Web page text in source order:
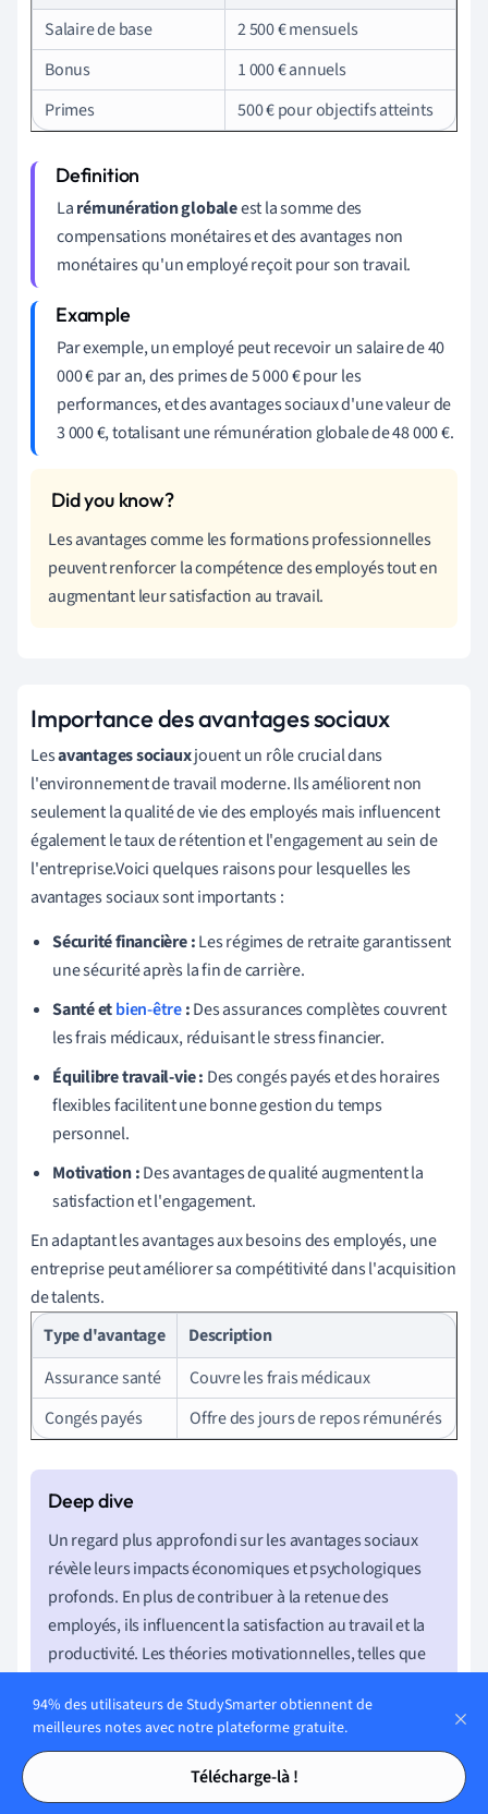
Tables des matières
Tables des matières
Salaire de base
2 500 € mensuels
Bonus
1 000 € annuels
Primes
500 € pour objectifs atteints
Larémunération globaleest la somme des
compensations monétaires et des avantages non
monétaires qu'un employé reçoit pour son travail.
Par exemple, un employé peut recevoir un salaire de 40
000 € par an, des primes de 5 000 € pour les
performances, et des avantages sociaux d'une valeur de
3 000 €, totalisant une rémunération globale de 48 000 €.
Les avantages comme les formations professionnelles
peuvent renforcer la compétence des employés tout en
augmentant leur satisfaction au travail.
Importance des avantages sociaux
Lesavantages sociauxjouent un rôle crucial dans
l'environnement de travail moderne. Ils améliorent non
seulement la qualité de vie des employés mais influencent
également le taux de rétention et l'engagement au sein de
l'entreprise.Voici quelques raisons pour lesquelles les
avantages sociaux sont importants :
Sécurité financière :Les régimes de retraite garantissent
une sécurité après la fin de carrière.
Santé etbien-être:Des assurances complètes couvrent
les frais médicaux, réduisant le stress financier.
Équilibre travail-vie : Des congés payés et des horaires
flexibles facilitent une bonne gestion du temps
personnel.
Motivation :Des avantages de qualité augmentent la
satisfaction et l'engagement.
En adaptant les avantages aux besoins des employés, une
entreprise peut améliorer sa compétitivité dans l'acquisition
de talents.
Type d'avantage
Description
Assurance santé
Couvre les frais médicaux
Congés payés
Offre des jours de repos rémunérés
Un regard plus approfondi sur les avantages sociaux
révèle leurs impacts économiques et psychologiques
profonds. En plus de contribuer à la retenue des
employés, ils influencent la satisfaction au travail et la
productivité. Les théories motivationnelles, telles que
comme le développement professionnel ou un bon
environnement de travail, peuvent être de puissants
moteurs de motivation intrinsèques. D'autre part,
inclure des avantages innovants, tels que le télétravail
94% des utilisateurs de StudySmarter obtiennent de
meilleures notes avec notre plateforme gratuite.
Télécharge-là !